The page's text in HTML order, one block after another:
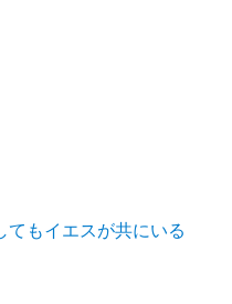
てもイエスが共にいる